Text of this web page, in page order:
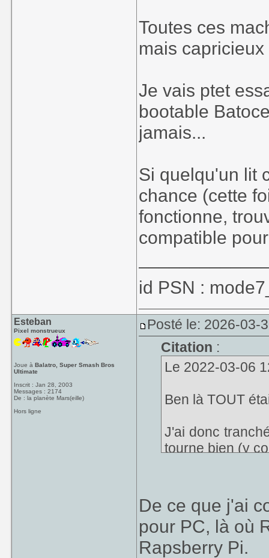
Toutes ces
mais
Je vais ptet
bootable
jamais...
Si quelqu'un lit
chance (cette
fonctionne,
compatible
id PSN :
Esteban
Pixel monstrueux
Joue àBalatro, Super Smash Bros
Ultimate
Inscrit : Jan 28, 2003
Messages : 2174
De : la planète Mars(eille)
Hors ligne
Posté le: 2026-03-
Citation :
Le 2022-03-06
Ben là TOUT
J'ai donc
tourne bien (y
pas des roms
qu'il voulait
surtout une
De ce que j'ai
pour PC, là où
Rapsberry Pi.